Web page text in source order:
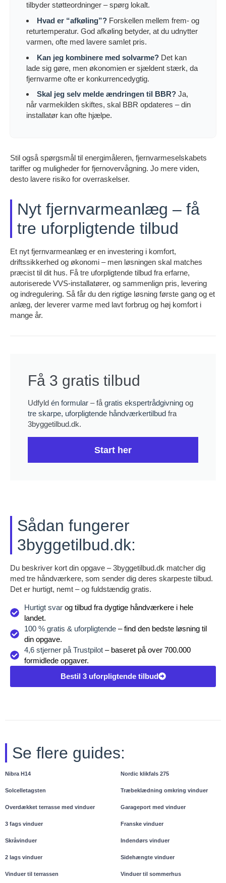
tilbyder støtteordninger – spørg lokalt.
Hvad er “afkøling”? Forskellen mellem frem- og
returtemperatur. God afkøling betyder, at du udnytter
varmen, ofte med lavere samlet pris.
Kan jeg kombinere med solvarme? Det kan
lade sig gøre, men økonomien er sjældent stærk, da
fjernvarme ofte er konkurrencedygtig.
Skal jeg selv melde ændringen til BBR? Ja,
når varmekilden skiftes, skal BBR opdateres – din
installatør kan ofte hjælpe.
Stil også spørgsmål til energimåleren, fjernvarmeselskabets
tariffer og muligheder for fjernovervågning. Jo mere viden,
desto lavere risiko for overraskelser.
Nyt fjernvarmeanlæg – få
tre uforpligtende tilbud
Et nyt fjernvarmeanlæg er en investering i komfort,
driftssikkerhed og økonomi – men løsningen skal matches
præcist til dit hus. Få tre uforpligtende tilbud fra erfarne,
autoriserede VVS-installatører, og sammenlign pris, levering
og indregulering. Så får du den rigtige løsning første gang og et
anlæg, der leverer varme med lavt forbrug og høj komfort i
mange år.
Få 3 gratis tilbud
Udfyld én formular – få gratis ekspertrådgivning og
tre skarpe, uforpligtende håndværkertilbud fra
3byggetilbud.dk.
Start her
Sådan fungerer
3byggetilbud.dk:
Du beskriver kort din opgave – 3byggetilbud.dk matcher dig
med tre håndværkere, som sender dig deres skarpeste tilbud.
Det er hurtigt, nemt – og fuldstændig gratis.
Hurtigt svarog tilbud fra dygtige håndværkere i hele
landet.
100 % gratis & uforpligtende– find den bedste løsning til
din opgave.
4,6 stjerner på Trustpilot– baseret på over 700.000
formidlede opgaver.
Bestil 3 uforpligtende tilbud
Se flere guides:
Nibra H14 Nordic klikfals 275
Solcelletagsten Træbeklædning omkring vinduer
Overdækket terrasse med vinduer Garageport med vinduer
3 fags vinduer Franske vinduer
Skråvinduer Indendørs vinduer
2 lags vinduer Sidehængte vinduer
Vinduer til terrassen Vinduer til sommerhus